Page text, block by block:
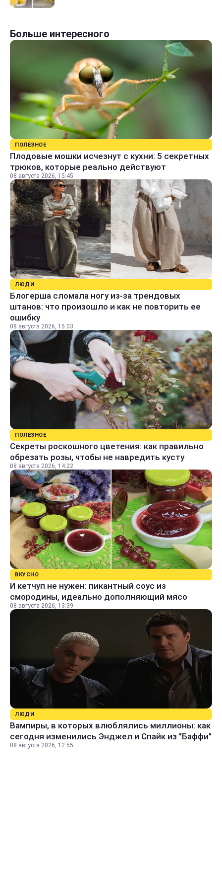
Больше интересного
ПОЛЕЗНОЕ
Плодовые мошки исчезнут с кухни: 5 секретных
трюков, которые реально действуют
08 августа 2026, 15:45
ЛЮДИ
Блогерша сломала ногу из-за трендовых
штанов: что произошло и как не повторить ее
ошибку
08 августа 2026, 15:03
ПОЛЕЗНОЕ
Секреты роскошного цветения: как правильно
обрезать розы, чтобы не навредить кусту
08 августа 2026, 14:22
ВКУСНО
И кетчуп не нужен: пикантный соус из
смородины, идеально дополняющий мясо
08 августа 2026, 13:39
ЛЮДИ
Вампиры, в которых влюблялись миллионы: как
сегодня изменились Энджел и Спайк из "Баффи"
08 августа 2026, 12:55